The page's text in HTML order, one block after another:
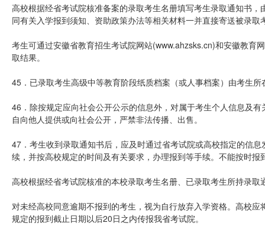
高校根据经省考试院核准备案的录取考生名册填写考生录取通知书
同有关入学报到须知、资助政策办法等相关材料一并直接寄送被录取
考生可通过安徽省教育招生考试院网站(www.ahzsks.cn)和安徽教育
取结果。
45．已录取考生高级中等教育阶段纸质档案（或人事档案）由考生
46．除按规定应向社会公开公示的信息外，对属于考生个人信息及
自向他人提供或向社会公开，严禁非法传播、出售。
47．考生收到录取通知书后，应及时通过省考试院或高校指定的信
续，并按高校规定的时间及有关要求，办理报到等手续。不能按时
高校根据经省考试院核准的本校录取考生名册、已录取考生所持录
对未经高校同意逾期不报到的考生，视为自行放弃入学资格。高校
规定的报到截止日期以后20日之内传报我省考试院。